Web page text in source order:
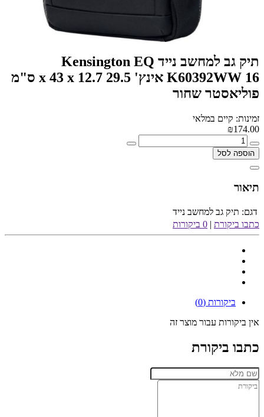
תיק גב למחשב נייד Kensington EQ
K60392WW 16 אינץ' 29.5 x 43 x 12.7 ס"מ
פוליאסטר שחור
זמינות: קיים במלאי
₪174.00
הוספה לסל
תיאור
דגם: תיק גב למחשב נייד
כתבו ביקורת | 0 ביקורות
ביקורות (0)
אין ביקורות עבור מוצר זה
כתבו ביקורת